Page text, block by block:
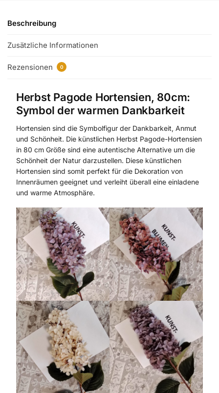
Beschreibung
Zusätzliche Informationen
Rezensionen 0
Herbst Pagode Hortensien, 80cm:
Symbol der warmen Dankbarkeit
Hortensien sind die Symbolfigur der Dankbarkeit, Anmut
und Schönheit. Die künstlichen Herbst Pagode-Hortensien
in 80 cm Größe sind eine autentische Alternative um die
Schönheit der Natur darzustellen. Diese künstlichen
Hortensien sind somit perfekt für die Dekoration von
Innenräumen geeignet und verleiht überall eine einladene
und warme Atmosphäre.